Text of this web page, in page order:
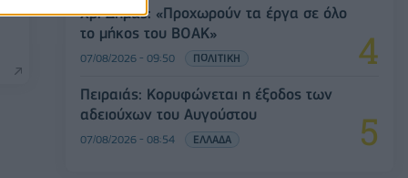
Χρ. Δήμας: «Προχωρούν τα έργα σε όλο
το μήκος του ΒΟΑΚ»
07/08/2026 - 09:50 ΠΟΛΙΤΙΚΗ
Πειραιάς: Κορυφώνεται η έξοδος των
αδειούχων του Αυγούστου
07/08/2026 - 08:54 ΕΛΛΑΔΑ